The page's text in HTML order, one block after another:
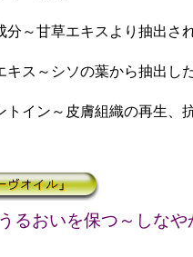
エキスより抽出され、
ソの葉から抽出したエ
皮膚組織の再生、抗
るおいを保つ～しなや